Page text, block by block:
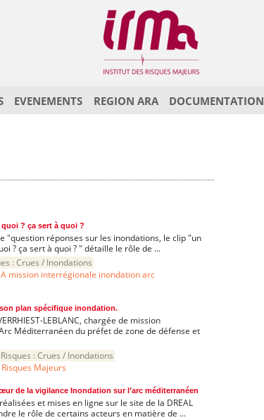
EVENEMENTS REGION ARA DOCUMENTATION
? ça sert à quoi ?
"question réponses sur les inondations, le clip "un
? ça sert à quoi ? " détaille le rôle de ...
: Crues / Inondations
mission interrégionale inondation arc
plan spécifique inondation.
LEBLANC, chargée de mission
Méditerranéen du préfet de zone de défense et
Risques : Crues / Inondations
Majeurs
de la vigilance Inondation sur l’arc méditerranéen
et mises en ligne sur le site de la DREAL
le rôle de certains acteurs en matière de ...